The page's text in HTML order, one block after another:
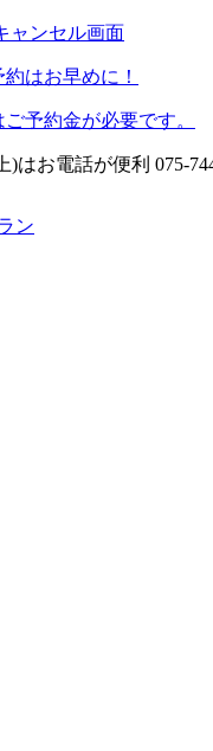
ャンセル画面
はお早めに！
予約金が必要です。
)はお電話が便利 075-